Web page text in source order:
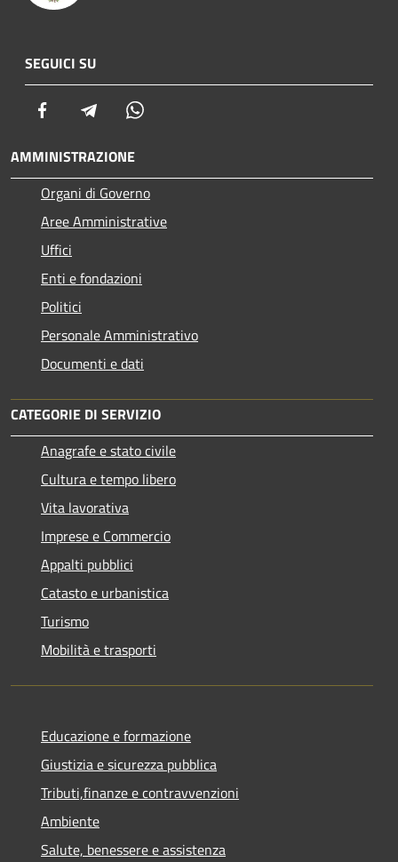
SEGUICI SU
Facebook Telegram
AMMINISTRAZIONE
Organi di Governo
Aree Amministrative
Uffici
Enti e fondazioni
Politici
Personale Amministrativo
Documenti e dati
CATEGORIE DI SERVIZIO
Anagrafe e stato civile
Cultura e tempo libero
Vita lavorativa
Imprese e Commercio
Appalti pubblici
Catasto e urbanistica
Turismo
Mobilità e trasporti
Educazione e formazione
Giustizia e sicurezza pubblica
Tributi,finanze e contravvenzioni
Ambiente
Salute, benessere e assistenza